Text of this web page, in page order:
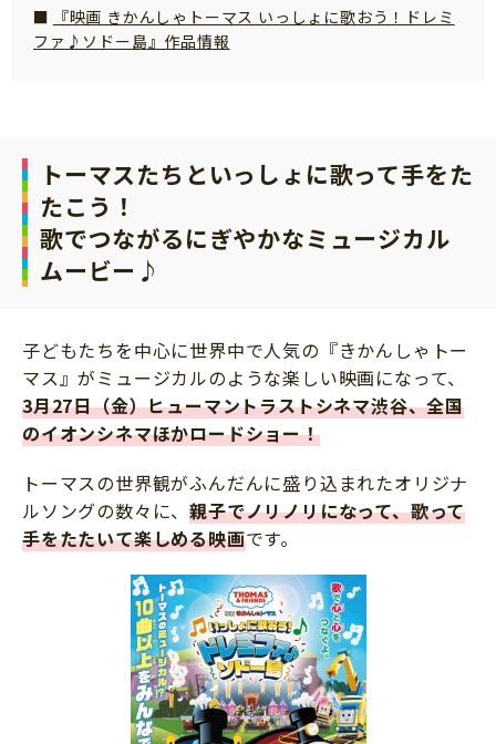
『映画 きかんしゃトーマス いっしょに歌おう！ドレミ
ファ♪ソドー島』作品情報
トーマスたちといっしょに歌って手をた
たこう！
歌でつながるにぎやかなミュージカル
ムービー♪
子どもたちを中心に世界中で人気の『きかんしゃトー
マス』がミュージカルのような楽しい映画になって、
3月27日（金）ヒューマントラストシネマ渋谷、全国
のイオンシネマほかロードショー！
トーマスの世界観がふんだんに盛り込まれたオリジナ
ルソングの数々に、親子でノリノリになって、歌って
手をたたいて楽しめる映画です。